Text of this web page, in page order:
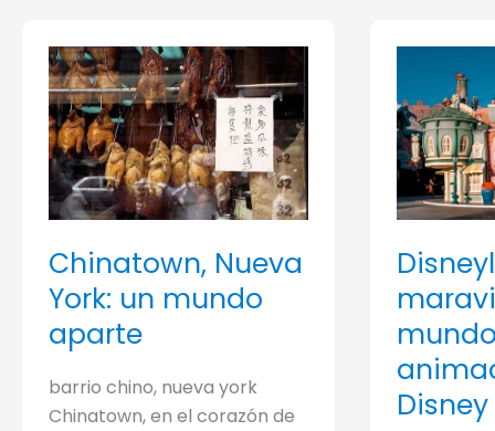
Chinatown, Nueva
York: un mundo
aparte
barrio chino, nueva york
Chinatown, en el corazón de